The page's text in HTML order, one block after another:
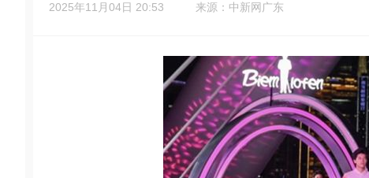
2025年11月04日 20:53 来源：中新网广东